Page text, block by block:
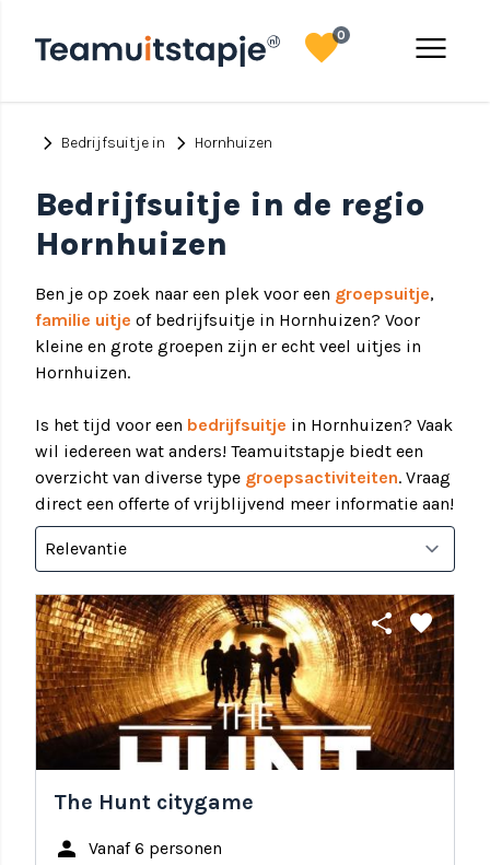
menu
favorite0
chevron_right Bedrijfsuitje in chevron_right Hornhuizen
Bedrijfsuitje in de regio
Hornhuizen
Ben je op zoek naar een plek voor een groepsuitje,
familie uitje of bedrijfsuitje in Hornhuizen? Voor
kleine en grote groepen zijn er echt veel uitjes in
Hornhuizen.
Is het tijd voor een bedrijfsuitje in Hornhuizen? Vaak
wil iedereen wat anders! Teamuitstapje biedt een
overzicht van diverse type groepsactiviteiten. Vraag
direct een offerte of vrijblijvend meer informatie aan!
share favorite
The Hunt citygame
person Vanaf 6 personen